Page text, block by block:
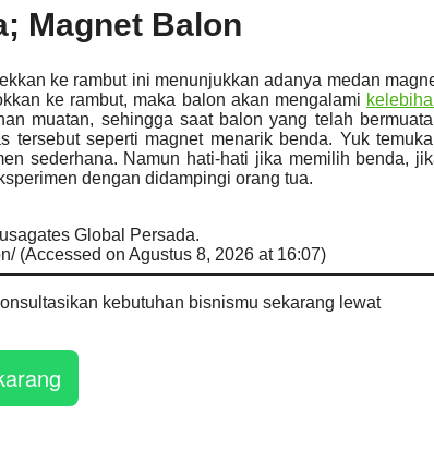
Magnet Balon
ke rambut ini menunjukkan adanya medan
ke rambut, maka balon akan mengalami
muatan, sehingga saat balon yang telah
tersebut seperti magnet menarik benda. Yuk
sederhana. Namun hati-hati jika memilih benda,
dengan didampingi orang tua.
Global Persada.
(Accessed on Agustus 8, 2026 at 16:07)
kebutuhan bisnismu sekarang lewat